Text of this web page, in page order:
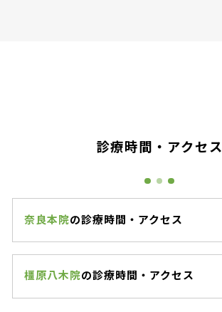
診療時間・アクセス
奈良本院の診療時間・アクセス
橿原八木院の診療時間・アクセス